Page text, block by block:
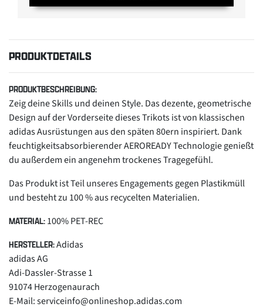
PRODUKTDETAILS
PRODUKTBESCHREIBUNG:
Zeig deine Skills und deinen Style. Das dezente, geometrische
Design auf der Vorderseite dieses Trikots ist von klassischen
adidas Ausrüstungen aus den späten 80ern inspiriert. Dank
feuchtigkeitsabsorbierender AEROREADY Technologie genießt
du außerdem ein angenehm trockenes Tragegefühl.
Das Produkt ist Teil unseres Engagements gegen Plastikmüll
und besteht zu 100 % aus recycelten Materialien.
MATERIAL: 100% PET-REC
HERSTELLER:Adidas
adidas AG
Adi-Dassler-Strasse 1
91074 Herzogenaurach
E-Mail: serviceinfo@onlineshop.adidas.com